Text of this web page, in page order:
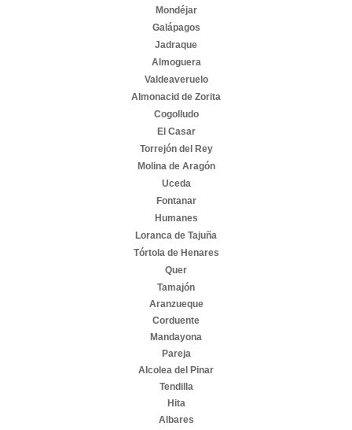
Mondéjar
Galápagos
Jadraque
Almoguera
Valdeaveruelo
Almonacid de Zorita
Cogolludo
El Casar
Torrejón del Rey
Molina de Aragón
Uceda
Fontanar
Humanes
Loranca de Tajuña
Tórtola de Henares
Quer
Tamajón
Aranzueque
Corduente
Mandayona
Pareja
Alcolea del Pinar
Tendilla
Hita
Albares